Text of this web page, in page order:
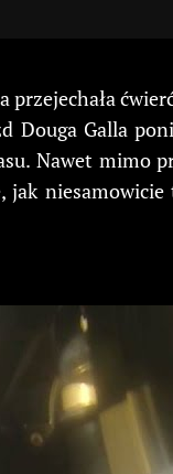
Galla
Nawet mimo
jak